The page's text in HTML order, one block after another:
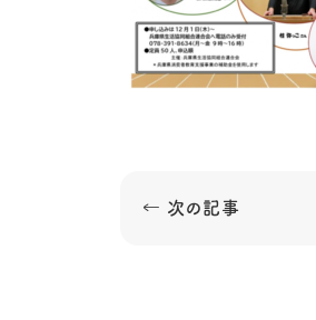
← 次の記事